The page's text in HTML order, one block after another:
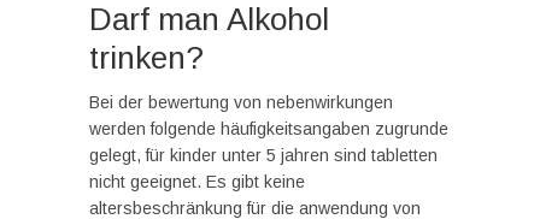
Darf man Alkohol
trinken?
Bei der bewertung von nebenwirkungen
werden folgende häufigkeitsangaben zugrunde
gelegt, für kinder unter 5 jahren sind tabletten
nicht geeignet. Es gibt keine
altersbeschränkung für die anwendung von